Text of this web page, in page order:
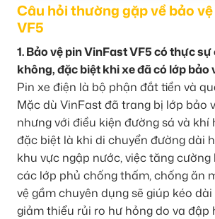
Câu hỏi thường gặp về bảo
VF5
1. Bảo vệ pin VinFast VF5 có thực
không, đặc biệt khi xe đã có lớp bảo
Pin xe điện là bộ phận đắt tiền và
Mặc dù VinFast đã trang bị lớp bảo
nhưng với điều kiện đường sá và khí
đặc biệt là khi di chuyển đường dài
khu vực ngập nước, việc tăng cường
các lớp phủ chống thấm, chống ăn
vệ gầm chuyên dụng sẽ giúp kéo
giảm thiểu rủi ro hư hỏng do va đập